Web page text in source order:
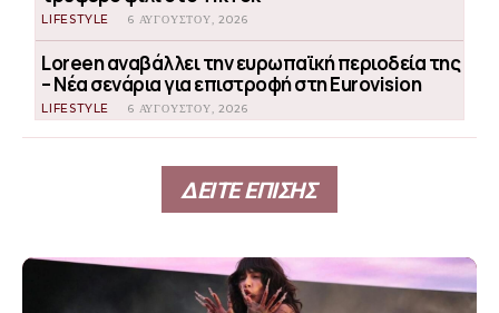
LIFESTYLE 6 ΑΥΓΟΎΣΤΟΥ, 2026
Loreen αναβάλλει την ευρωπαϊκή περιοδεία της
– Νέα σενάρια για επιστροφή στη Eurovision
LIFESTYLE 6 ΑΥΓΟΎΣΤΟΥ, 2026
ΔΕΙΤΕ ΕΠΙΣΗΣ